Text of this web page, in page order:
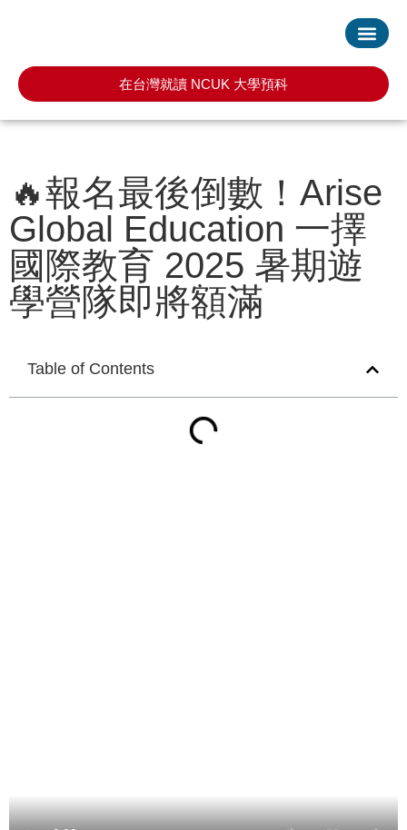
在台灣就讀 NCUK 大學預科
🔥報名最後倒數！Arise
Global Education 一擇
國際教育 2025 暑期遊
學營隊即將額滿
Table of Contents